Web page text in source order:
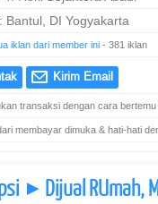
Bantul, DI Yogyakarta
iklan dari member ini - 381 iklan
@ Kirim Email
transaksi dengan cara
membayar dimuka & hati-hati
] Dijual RUmah,